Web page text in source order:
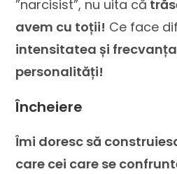
”narcisist”, nu uita că
avem cu toții! Ce face
intensitatea și
personalități!
Încheiere
Îmi doresc să
care cei care se